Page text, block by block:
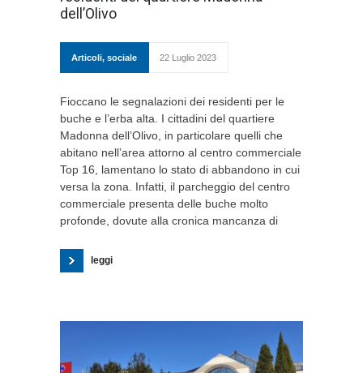
dell’Olivo
Articoli, sociale 22 Luglio 2023
Fioccano le segnalazioni dei residenti per le
buche e l’erba alta. I cittadini del quartiere
Madonna dell’Olivo, in particolare quelli che
abitano nell’area attorno al centro commerciale
Top 16, lamentano lo stato di abbandono in cui
versa la zona. Infatti, il parcheggio del centro
commerciale presenta delle buche molto
profonde, dovute alla cronica mancanza di
leggi